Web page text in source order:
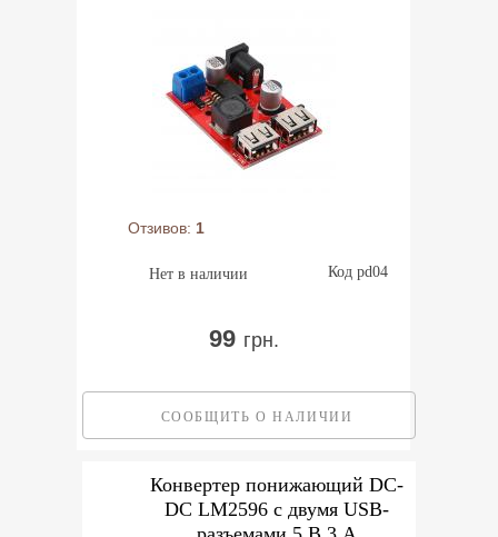
Отзивов: 1
Нет в наличии Код pd04
99 грн.
СООБЩИТЬ О НАЛИЧИИ
Конвертер понижающий DC-
DC LM2596 с двумя USB-